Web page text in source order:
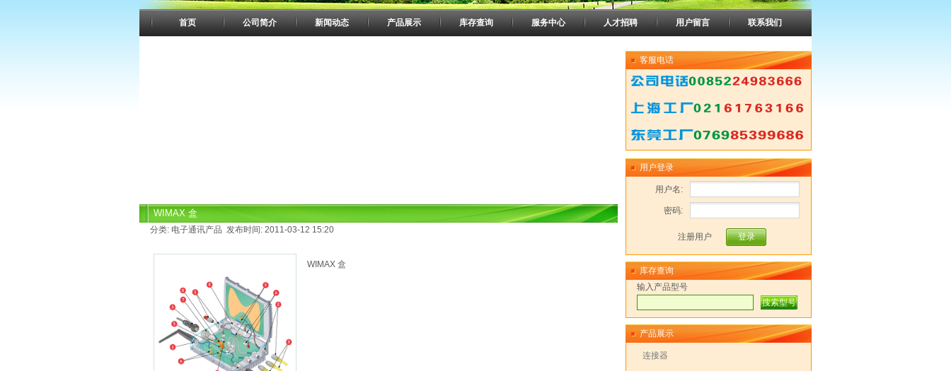
首页 公司简介 新闻动态 产品展示 库存查询 服务中心 人才招聘 用户留言 联系我们
WIMAX 盒
分类: 电子通讯产品 发布时间: 2011-03-12 15:20
WIMAX 盒
客服电话
用户登录
用户名:
密码:
注册用户
库存查询
输入产品型号
产品展示
连接器